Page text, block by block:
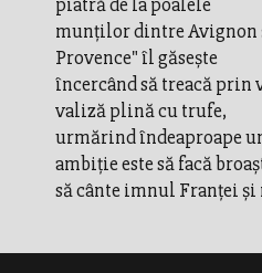
munţilor dintre Avignon
Provence" îl găseşte
încercând să treacă prin
valiză plină cu trufe,
urmărind îndeaproape
ambiţie este să facă
să cânte imnul Franţei